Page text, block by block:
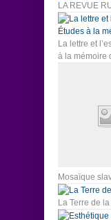
LA REVUE
La lettre et
à la mémoire
Mosaïque
La Terre de